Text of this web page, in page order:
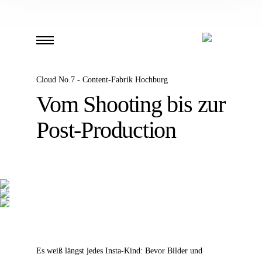
Cloud No.7 - Content-Fabrik Hochburg
Vom Shooting bis zur
Post-Production
Es weiß längst jedes Insta-Kind: Bevor Bilder und